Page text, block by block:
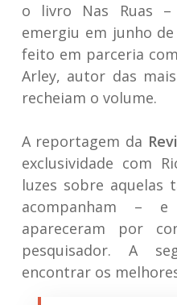
o livro Nas Ruas
emergiu em junho de
feito em parceria
Arley, autor das
recheiam o volume.
A reportagem da
exclusividade com
luzes sobre aquelas
acompanham –
apareceram por
pesquisador. A
encontrar os